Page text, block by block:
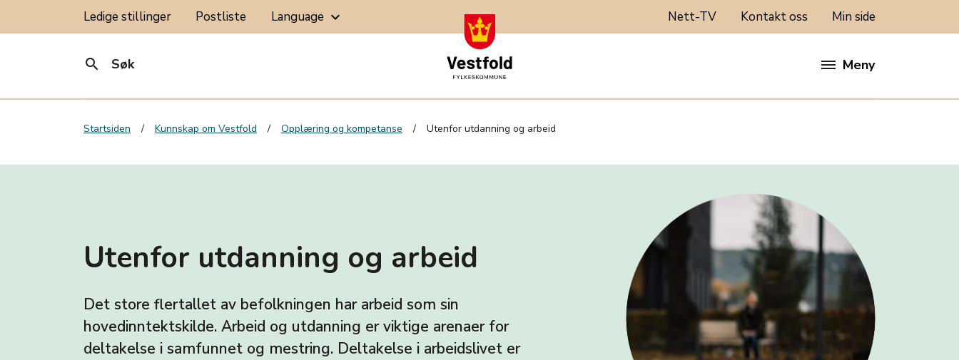
Ledige stillinger Postliste Language keyboard_arrow_down Nett-TV Kontakt oss Min side
search Søk Meny
Startsiden Kunnskap om Vestfold Opplæring og kompetanse Utenfor utdanning og arbeid
Utenfor utdanning og arbeid
Det store flertallet av befolkningen har arbeid som sin
hovedinntektskilde. Arbeid og utdanning er viktige arenaer for
deltakelse i samfunnet og mestring. Deltakelse i arbeidslivet er